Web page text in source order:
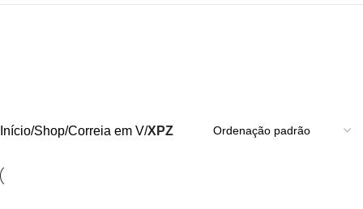
Início Shop Correia em V XPZ